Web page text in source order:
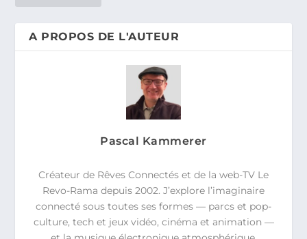
A PROPOS DE L'AUTEUR
Pascal Kammerer
Créateur de Rêves Connectés et de la web-TV Le
Revo-Rama depuis 2002. J’explore l’imaginaire
connecté sous toutes ses formes — parcs et pop-
culture, tech et jeux vidéo, cinéma et animation —